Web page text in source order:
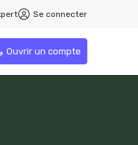
Se connecter
Ouvrir un compte